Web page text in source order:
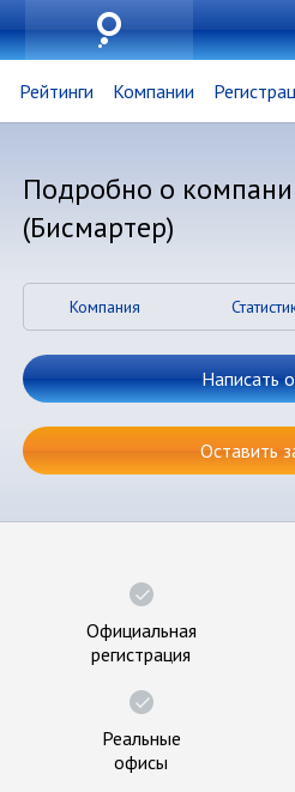
Рейтинги Компании
Подробно о
(Бисмартер)
Компания
Написать
Оставить
Официальная
регистрация
Реальные
офисы